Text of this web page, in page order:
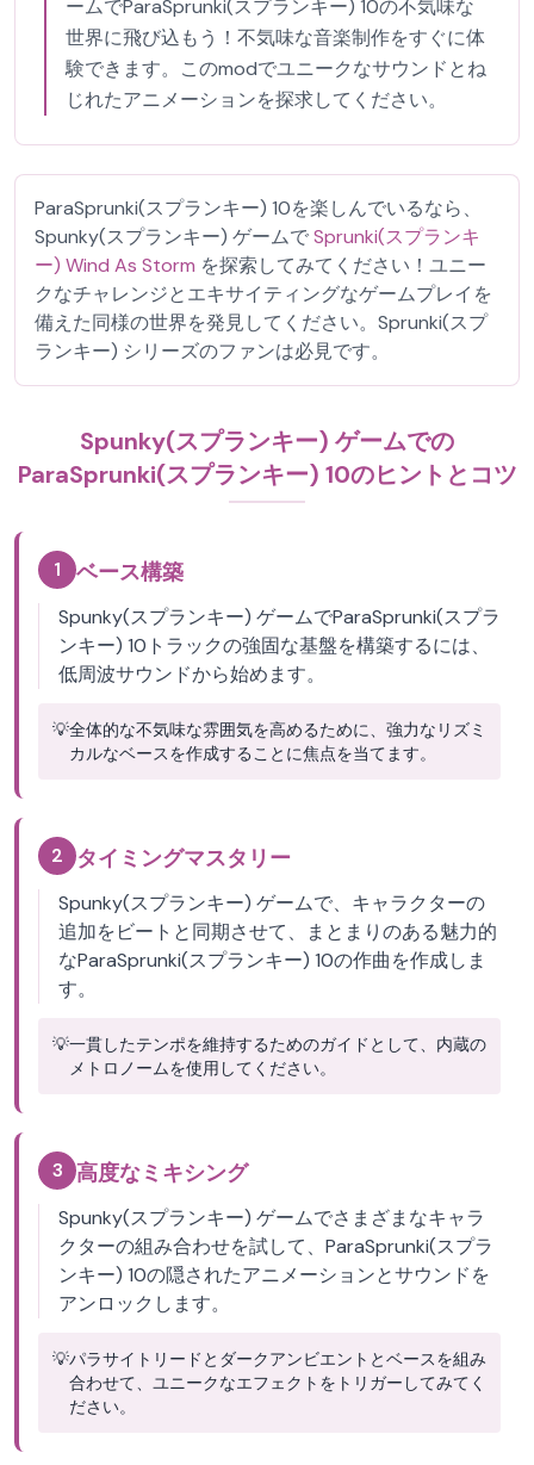
ームでParaSprunki(スプランキー) 10の不気味な
世界に飛び込もう！不気味な音楽制作をすぐに体
験できます。このmodでユニークなサウンドとね
じれたアニメーションを探求してください。
ParaSprunki(スプランキー) 10を楽しんでいるなら、
Spunky(スプランキー) ゲームでSprunki(スプランキ
ー) Wind As Storm を探索してみてください！ユニー
クなチャレンジとエキサイティングなゲームプレイを
備えた同様の世界を発見してください。Sprunki(スプ
ランキー) シリーズのファンは必見です。
Spunky(スプランキー) ゲームでの
ParaSprunki(スプランキー) 10のヒントとコツ
1 ベース構築
Spunky(スプランキー) ゲームでParaSprunki(スプラ
ンキー) 10トラックの強固な基盤を構築するには、
低周波サウンドから始めます。
💡全体的な不気味な雰囲気を高めるために、強力なリズミ
カルなベースを作成することに焦点を当てます。
2 タイミングマスタリー
Spunky(スプランキー) ゲームで、キャラクターの
追加をビートと同期させて、まとまりのある魅力的
なParaSprunki(スプランキー) 10の作曲を作成しま
す。
💡一貫したテンポを維持するためのガイドとして、内蔵の
メトロノームを使用してください。
3 高度なミキシング
Spunky(スプランキー) ゲームでさまざまなキャラ
クターの組み合わせを試して、ParaSprunki(スプラ
ンキー) 10の隠されたアニメーションとサウンドを
アンロックします。
💡パラサイトリードとダークアンビエントとベースを組み
合わせて、ユニークなエフェクトをトリガーしてみてく
ださい。